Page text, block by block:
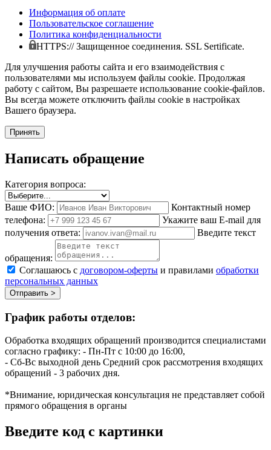
Информация об оплате
Пользовательское соглашение
Политика конфиденциальности
HTTPS:// Защищенное соединения. SSL Sertificate.
Для улучшения работы сайта и его взаимодействия с
пользователями мы используем файлы cookie. Продолжая
работу с сайтом, Вы разрешаете использование cookie-файлов.
Вы всегда можете отключить файлы cookie в настройках
Вашего браузера.
Принять
Написать обращение
Категория вопроса:
Ваше ФИО:
Контактный номер
телефона:
Укажите ваш E-mail для
получения ответа:
Введите текст
обращения:
Соглашаюсь с договором-оферты и правилами обработки
персональных данных
Отправить >
График работы отделов:
Обработка входящих обращений производится специалистами
согласно графику: - Пн-Пт с 10:00 до 16:00,
- Сб-Вс выходной день Средний срок рассмотрения входящих
обращений - 3 рабочих дня.
*Внимание, юридическая консультация не представляет собой
прямого обращения в органы
Введите код с картинки